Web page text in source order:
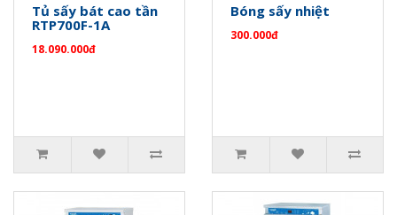
Tủ sấy bát cao tần
RTP700F-1A
18.090.000đ
Bóng sấy nhiệt
300.000đ